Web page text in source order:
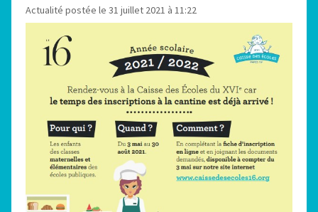
Actualité postée le 31 juillet 2021 à 11:22